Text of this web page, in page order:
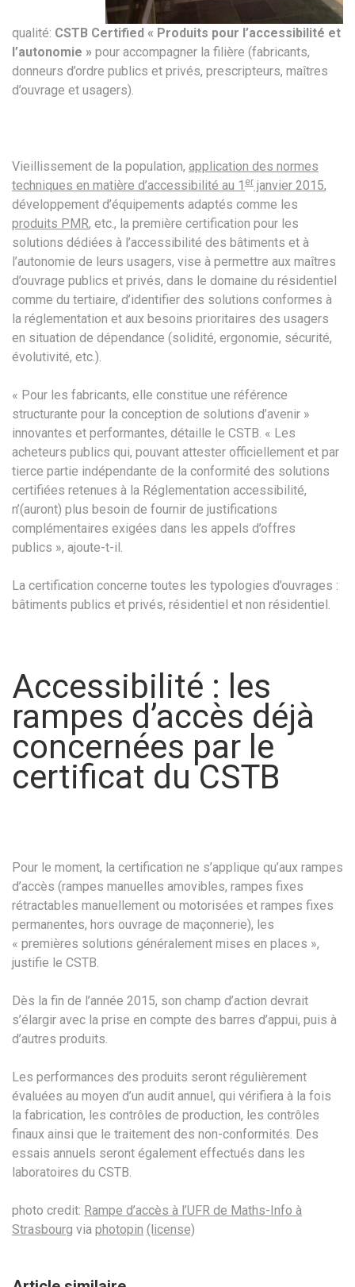
qualité: CSTB Certified « Produits pour l’accessibilité et
l’autonomie » pour accompagner la filière (fabricants,
donneurs d’ordre publics et privés, prescripteurs, maîtres
d’ouvrage et usagers).
Vieillissement de la population, application des normes
techniques en matière d’accessibilité au 1 er janvier 2015,
développement d’équipements adaptés comme les
produits PMR, etc., la première certification pour les
solutions dédiées à l’accessibilité des bâtiments et à
l’autonomie de leurs usagers, vise à permettre aux maîtres
d’ouvrage publics et privés, dans le domaine du résidentiel
comme du tertiaire, d’identifier des solutions conformes à
la réglementation et aux besoins prioritaires des usagers
en situation de dépendance (solidité, ergonomie, sécurité,
évolutivité, etc.).
« Pour les fabricants, elle constitue une référence
structurante pour la conception de solutions d’avenir »
innovantes et performantes, détaille le CSTB. « Les
acheteurs publics qui, pouvant attester officiellement et par
tierce partie indépendante de la conformité des solutions
certifiées retenues à la Réglementation accessibilité,
n’(auront) plus besoin de fournir de justifications
complémentaires exigées dans les appels d’offres
publics », ajoute-t-il.
La certification concerne toutes les typologies d’ouvrages :
bâtiments publics et privés, résidentiel et non résidentiel.
Accessibilité : les
rampes d’accès déjà
concernées par le
certificat du CSTB
Pour le moment, la certification ne s’applique qu’aux rampes
d’accès (rampes manuelles amovibles, rampes fixes
rétractables manuellement ou motorisées et rampes fixes
permanentes, hors ouvrage de maçonnerie), les
« premières solutions généralement mises en places »,
justifie le CSTB.
Dès la fin de l’année 2015, son champ d’action devrait
s’élargir avec la prise en compte des barres d’appui, puis à
d’autres produits.
Les performances des produits seront régulièrement
évaluées au moyen d’un audit annuel, qui vérifiera à la fois
la fabrication, les contrôles de production, les contrôles
finaux ainsi que le traitement des non-conformités. Des
essais annuels seront également effectués dans les
laboratoires du CSTB.
photo credit: Rampe d’accès à l’UFR de Maths-Info à
Strasbourg via photopin (license)